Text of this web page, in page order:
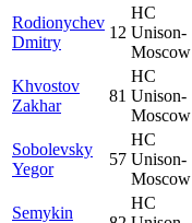
Rodionychev
Dmitry
12
HC
Unison-
Moscow
Khvostov
Zakhar
81
HC
Unison-
Moscow
Sobolevsky
Yegor
57
HC
Unison-
Moscow
Semykin
HC